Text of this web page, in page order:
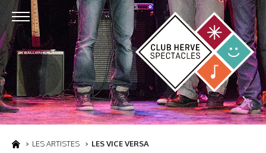
LES ARTISTES LES VICE VERSA